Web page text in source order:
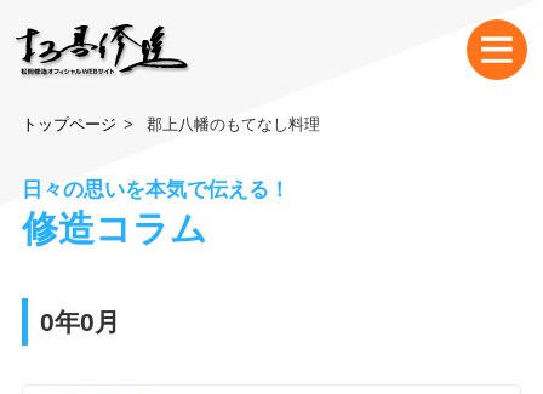
トップページ 郡上八幡のもてなし料理
日々の思いを本気で伝える！
修造コラム
0年0月